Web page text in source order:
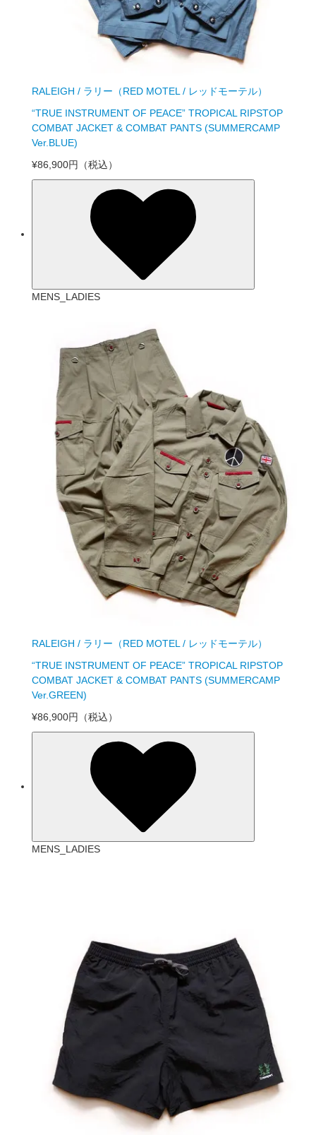
RALEIGH / ラリー（RED MOTEL / レッドモーテル）
“TRUE INSTRUMENT OF PEACE” TROPICAL RIPSTOP
COMBAT JACKET & COMBAT PANTS (SUMMERCAMP
Ver.BLUE)
¥86,900円
（税込）
MENS_LADIES
RALEIGH / ラリー（RED MOTEL / レッドモーテル）
“TRUE INSTRUMENT OF PEACE” TROPICAL RIPSTOP
COMBAT JACKET & COMBAT PANTS (SUMMERCAMP
Ver.GREEN)
¥86,900円
（税込）
MENS_LADIES